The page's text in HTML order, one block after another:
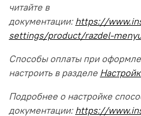
читайте в
документации: https://
settings/product/razdel-
Способы оплаты при
настроить в разделе
Подробнее о настройке
документации: https://